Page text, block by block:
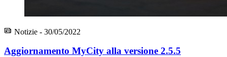
Notizie - 30/05/2022
Aggiornamento MyCity alla versione 2.5.5